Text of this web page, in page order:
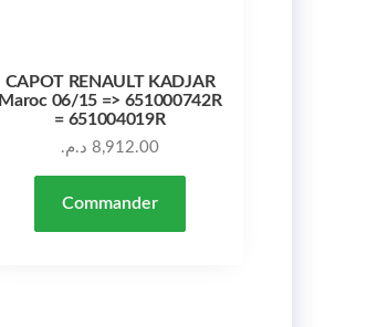
CAPOT RENAULT KADJAR
Maroc 06/15 => 651000742R
= 651004019R
8,912.00 د.م.
Commander